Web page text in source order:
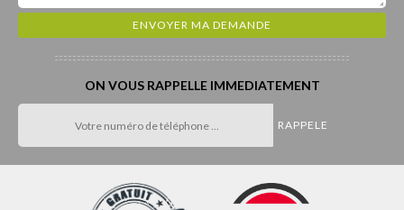
ON VOUS RAPPELLE IMMEDIATEMENT